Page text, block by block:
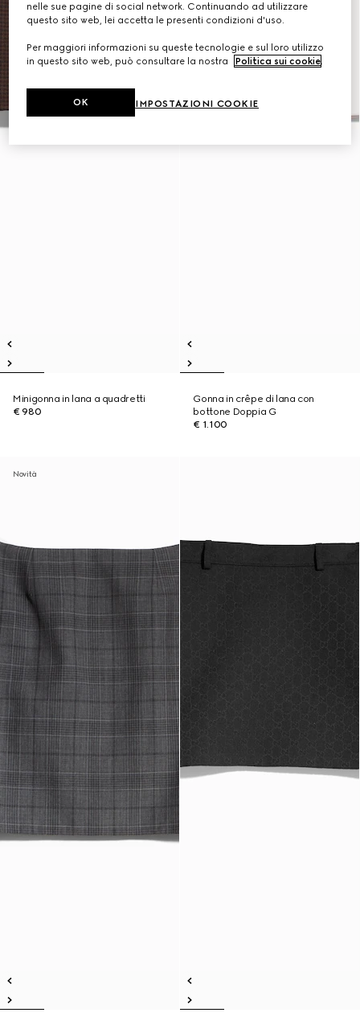
Minigonna in lana a quadretti
€ 980
Gonna in crêpe di lana con
bottone Doppia G
€ 1.100
Novità
nelle sue pagine di social network. Continuando ad utilizzare
questo sito web, lei accetta le presenti condizioni d'uso.
Per maggiori informazioni su queste tecnologie e sul loro utilizzo
in questo sito web, può consultare la nostra
Politica sui cookie.
IMPOSTAZIONI COOKIE
OK